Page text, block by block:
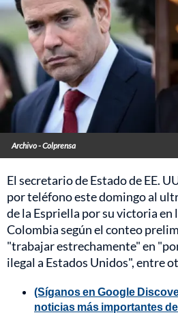
Archivo - Colprensa
El secretario de Estado de EE.
por teléfono este domingo al
de la Espriella por su victoria en
Colombia según el conteo
"trabajar estrechamente" en
ilegal a Estados Unidos", entre
(Síganos en Google
noticias más importantes